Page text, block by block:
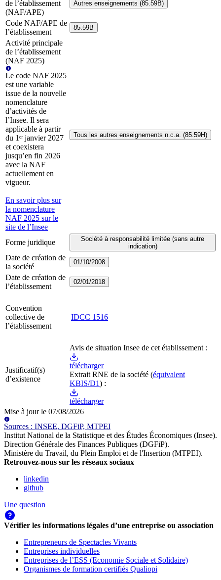
de l’établissement
(NAF/APE)
Autres enseignements (85.59B)
Code NAF/APE de
l’établissement
85.59B
Activité principale
de l’établissement
(NAF 2025)
Le code NAF 2025
est une variable
issue de la nouvelle
nomenclature
d’activités de
l’Insee. Il sera
applicable à partir
du 1ᵉʳ janvier 2027
et coexistera
jusqu’en fin 2026
avec la NAF
actuellement en
vigueur.
En savoir plus sur
la nomenclature
NAF 2025 sur le
site de l’Insee
Tous les autres enseignements n.c.a. (85.59H)
Forme juridique
Société à responsabilité limitée (sans autre
indication)
Date de création de
la société
01/10/2008
Date de création de
l’établissement
02/01/2018
Convention
collective de
l’établissement
IDCC 1516
Justificatif(s)
d’existence
Avis de situation Insee de cet établissement :
télécharger
Extrait RNE de la société (équivalent
KBIS/D1) :
télécharger
Mise à jour le 07/08/2026
Sources : INSEE, DGFiP, MTPEI
Institut National de la Statistique et des Études Économiques (Insee).
Direction Générale des Finances Publiques (DGFiP).
Ministère du Travail, du Plein Emploi et de l'Insertion (MTPEI).
Retrouvez-nous sur les réseaux sociaux
linkedin
github
Une question
Vérifier les informations légales d’une entreprise ou association
Entrepreneurs de Spectacles Vivants
Entreprises individuelles
Entreprises de l’ESS (Economie Sociale et Solidaire)
Organismes de formation certifiés Qualiopi